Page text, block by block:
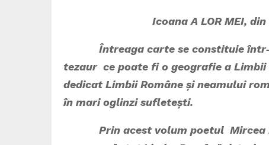
Icoana A LOR MEI, din
Întreaga carte se constituie într-
tezaur ce poate fi o geografie a
dedicat Limbii Române și neamului
în mari oglinzi sufletești.
Prin acest volum poetul Mircea